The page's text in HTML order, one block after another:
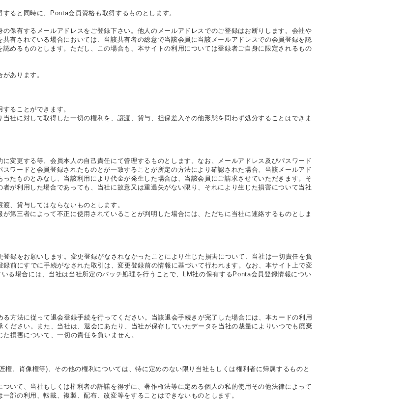
ると同時に、Ponta会員資格も取得するものとします。
保有するメールアドレスをご登録下さい。他人のメールアドレスでのご登録はお断りします。会社や
有されている場合においては、当該共有者の総意で当該会員に当該メールアドレスでの会員登録を認
めるものとします。ただし、この場合も、本サイトの利用については登録者ご自身に限定されるもの
あります。
ることができます。
社に対して取得した一切の権利を、譲渡、貸与、担保差入その他形態を問わず処分することはできま
変更する等、会員本人の自己責任にて管理するものとします。なお、メールアドレス及びパスワード
ワードと会員登録されたものとが一致することが所定の方法により確認された場合、当該メールアド
たものとみなし、当該利用により代金が発生した場合は、当該会員にご請求させていただきます。そ
が利用した場合であっても、当社に故意又は重過失がない限り、それにより生じた損害について当社
、貸与してはならないものとします。
第三者によって不正に使用されていることが判明した場合には、ただちに当社に連絡するものとしま
録をお願いします。変更登録がなされなかったことにより生じた損害について、当社は一切責任を負
前にすでに手続がなされた取引は、変更登録前の情報に基づいて行われます。なお、本サイト上で変
る場合には、当社は当社所定のバッチ処理を行うことで、LM社の保有するPonta会員登録情報につい
方法に従って退会登録手続を行ってください。当該退会手続きが完了した場合には、本カードの利用
ださい。また、当社は、退会にあたり、当社が保存していたデータを当社の裁量によりいつでも廃棄
損害について、一切の責任を負いません。
、肖像権等)、その他の権利については、特に定めのない限り当社もしくは権利者に帰属するものと
いて、当社もしくは権利者の許諾を得ずに、著作権法等に定める個人の私的使用その他法律によって
部の利用、転載、複製、配布、改変等をすることはできないものとします。